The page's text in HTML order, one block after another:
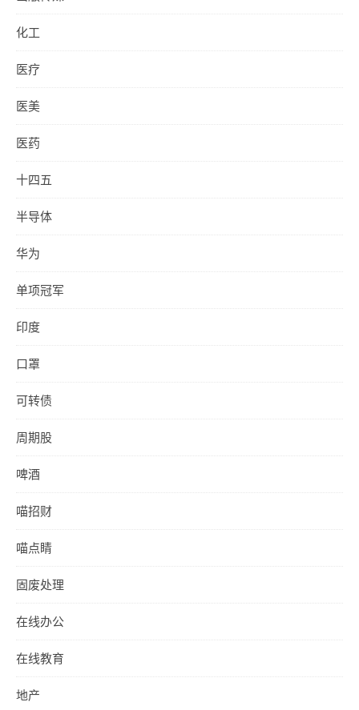
化工
医疗
医美
医药
十四五
半导体
华为
单项冠军
印度
口罩
可转债
周期股
啤酒
喵招财
喵点睛
固废处理
在线办公
在线教育
地产